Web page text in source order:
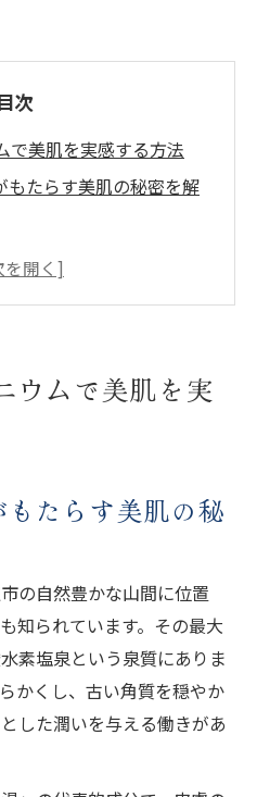
次
で美肌を実感する方法
もたらす美肌の秘密を解
果で透明感ある肌を目指
美容が両立できる入浴法
美肌ケアを楽しむコツ
の癒し体験ガイド
まれた癒しの空間を満
身のストレスをリセット
四季折々の景色と癒し効
ウムで美肌を実
たらす美肌の秘
の自然豊かな山間に位置
知られています。その最大
素塩泉という泉質にありま
かくし、古い角質を穏やか
した潤いを与える働きがあ